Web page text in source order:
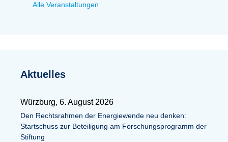
Alle Veranstaltungen
Aktuelles
Würzburg, 6. August 2026
Den Rechtsrahmen der Energiewende neu denken:
Startschuss zur Beteiligung am Forschungsprogramm der
Stiftung